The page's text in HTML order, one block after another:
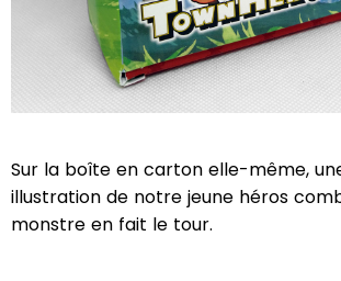
Sur la boîte en carton elle-même,
illustration de notre jeune héros
monstre en fait le tour.